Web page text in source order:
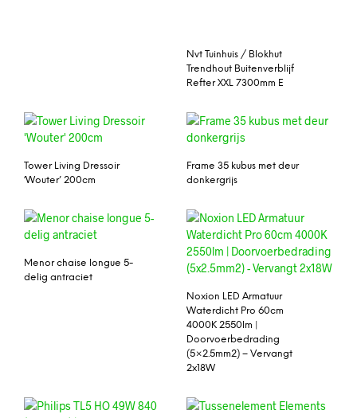
Nvt Tuinhuis / Blokhut
Trendhout Buitenverblijf
Refter XXL 7300mm E
Tower Living Dressoir
‘Wouter’ 200cm
Frame 35 kubus met deur
donkergrijs
Menor chaise longue 5-
delig antraciet
Noxion LED Armatuur
Waterdicht Pro 60cm
4000K 2550lm |
Doorvoerbedrading
(5×2.5mm2) – Vervangt
2x18W